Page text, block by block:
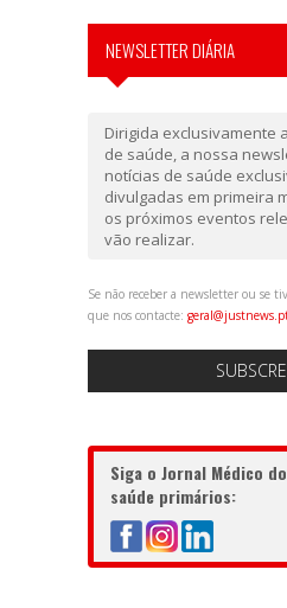
NEWSLETTER DIÁRIA
Dirigida exclusivamente
de saúde, a nossa
notícias de saúde
divulgadas em primeira
os próximos eventos
vão realizar.
Se não receber a newsletter ou se
que nos contacte:
Siga o Jornal Médico
saúde primários: